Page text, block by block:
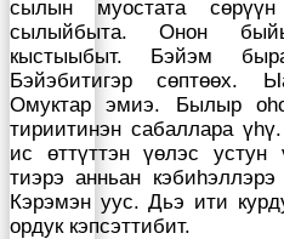
сылын муостата
сылыйбыта. Онон
кыстыыбыт. Бэйэм
Бэйэбитигэр сөптөөх.
Омуктар эмиэ. Былыр
тириитинэн сабаллара
ис өттүттэн үөлэс устун
тиэрэ анньан
Кэрэмэн уус. Дьэ ити
ордук кэпсэттибит.